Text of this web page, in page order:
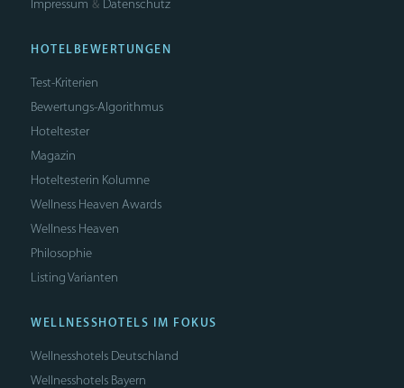
Impressum & Datenschutz
HOTELBEWERTUNGEN
Test-Kriterien
Bewertungs-Algorithmus
Hoteltester
Magazin
Hoteltesterin Kolumne
Wellness Heaven Awards
Wellness Heaven
Philosophie
Listing Varianten
WELLNESSHOTELS IM FOKUS
Wellnesshotels Deutschland
Wellnesshotels Bayern